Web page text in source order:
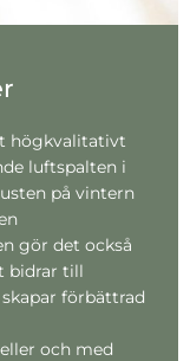
högkvalitativt
luftspalten i
på vintern
gör det också
bidrar till
förbättrad
och med